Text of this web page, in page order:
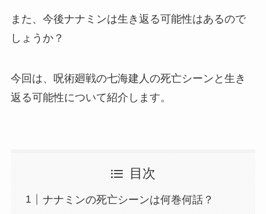
また、今後ナナミンは生き返る可能性はあるので
しょうか？
今回は、呪術廻戦の七海建人の死亡シーンと生き
返る可能性について紹介します。
目次
ナナミンの死亡シーンは何巻何話？